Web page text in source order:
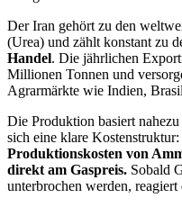
Der Iran gehört zu den
(Urea) und zählt konstant zu
Handel. Die jährlichen
Millionen Tonnen und
Agrarmärkte wie Indien,
Die Produktion basiert
sich eine klare Kostenstruktur:
Produktionskosten von
direkt am Gaspreis. Sobald
unterbrochen werden,